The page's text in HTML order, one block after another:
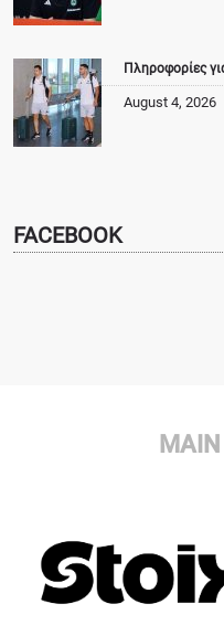
Πληροφορίες
August 4, 2026
FACEBOOK